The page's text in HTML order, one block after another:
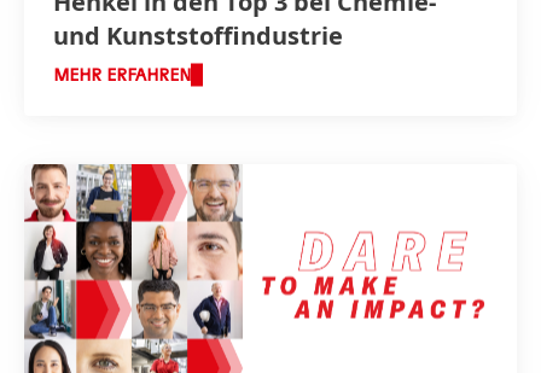
und Kunststoffindustrie
MEHR ERFAHREN